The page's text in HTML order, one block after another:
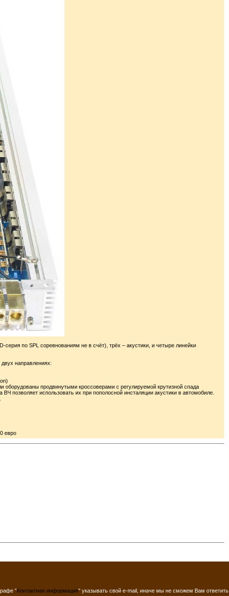
серия по SPL соревнованиям не в счёт), трёх – акустики, и четыре линейки
направлениях:
продвинутыми кроссоверами с регулируемой крутизной спада
позволяет использовать их при пополосной инсталяции акустики в автомобиле.
евро
"Контактная информация" указывать свой e-mail, иначе мы не сможем Вам ответить.